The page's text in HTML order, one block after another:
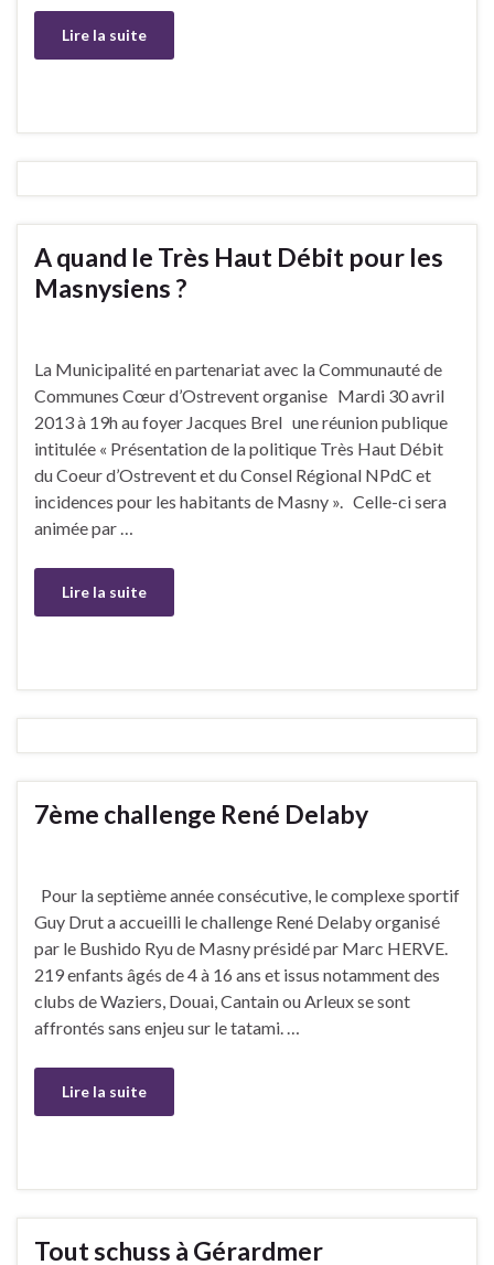
Lire la suite
A quand le Très Haut Débit pour les
Masnysiens ?
La Municipalité en partenariat avec la Communauté de
Communes Cœur d’Ostrevent organise Mardi 30 avril
2013 à 19h au foyer Jacques Brel une réunion publique
intitulée « Présentation de la politique Très Haut Débit
du Coeur d’Ostrevent et du Consel Régional NPdC et
incidences pour les habitants de Masny ». Celle-ci sera
animée par …
Lire la suite
7ème challenge René Delaby
Pour la septième année consécutive, le complexe sportif
Guy Drut a accueilli le challenge René Delaby organisé
par le Bushido Ryu de Masny présidé par Marc HERVE.
219 enfants âgés de 4 à 16 ans et issus notamment des
clubs de Waziers, Douai, Cantain ou Arleux se sont
affrontés sans enjeu sur le tatami. …
Lire la suite
Tout schuss à Gérardmer